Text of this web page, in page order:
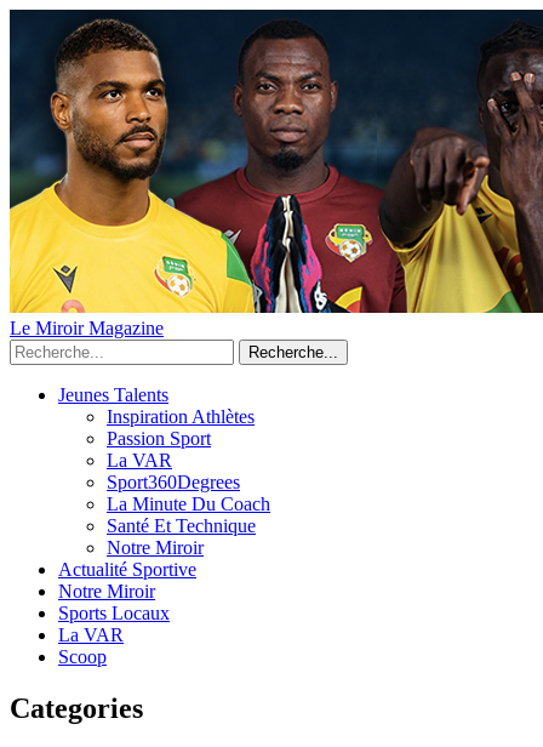
Le Miroir Magazine
Recherche...
Jeunes Talents
Inspiration Athlètes
Passion Sport
La VAR
Sport360Degrees
La Minute Du Coach
Santé Et Technique
Notre Miroir
Actualité Sportive
Notre Miroir
Sports Locaux
La VAR
Scoop
Categories